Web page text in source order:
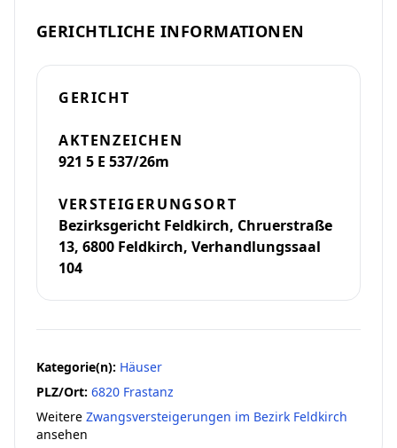
GERICHTLICHE INFORMATIONEN
GERICHT
AKTENZEICHEN
921 5 E 537/26m
VERSTEIGERUNGSORT
Bezirksgericht Feldkirch, Chruerstraße
13, 6800 Feldkirch, Verhandlungssaal
104
Kategorie(n): Häuser
PLZ/Ort: 6820 Frastanz
Weitere Zwangsversteigerungen im Bezirk Feldkirch
ansehen